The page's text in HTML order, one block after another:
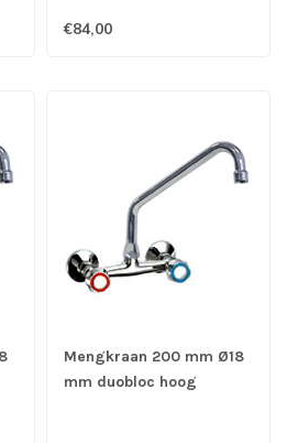
€84,00
Mengkraan 200 mm Ø18
mm duobloc hoog